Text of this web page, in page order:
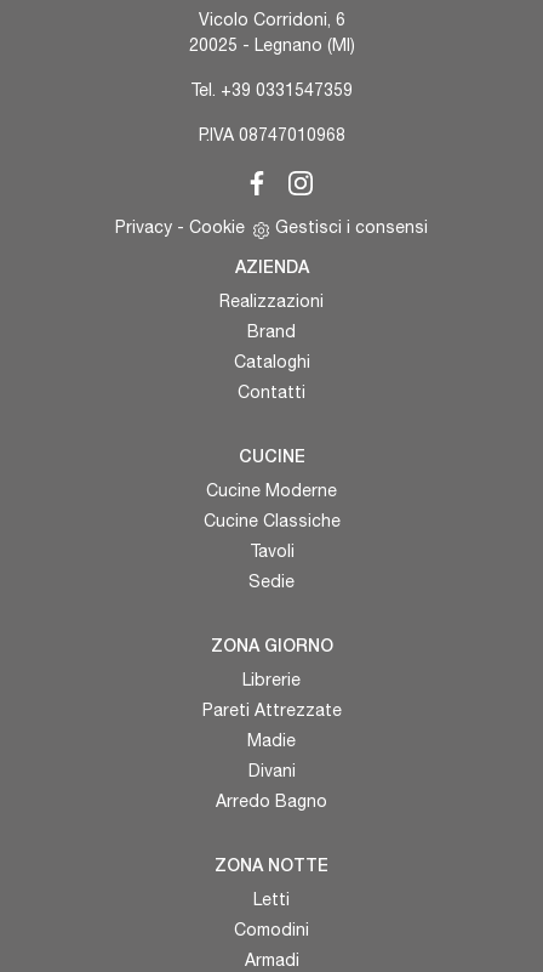
Vicolo Corridoni, 6
20025 - Legnano (MI)
Tel. +39 0331547359
P.IVA 08747010968
Privacy - Cookie Gestisci i consensi
AZIENDA
Realizzazioni
Brand
Cataloghi
Contatti
CUCINE
Cucine Moderne
Cucine Classiche
Tavoli
Sedie
ZONA GIORNO
Librerie
Pareti Attrezzate
Madie
Divani
Arredo Bagno
ZONA NOTTE
Letti
Comodini
Armadi